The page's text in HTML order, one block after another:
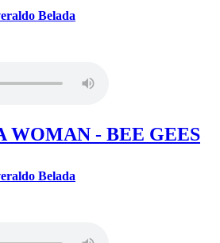
Belada
WOMAN - BEE GEES
Belada